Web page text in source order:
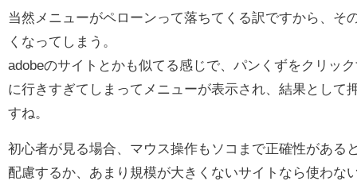
当然メニューがペローンって落ちてくる訳ですから、そ
くなってしまう。
adobeのサイトとかも似てる感じで、パンくずをクリッ
に行きすぎてしまってメニューが表示され、結果として
すね。
初心者が見る場合、マウス操作もソコまで正確性がある
配慮するか、あまり規模が大きくないサイトなら使わな